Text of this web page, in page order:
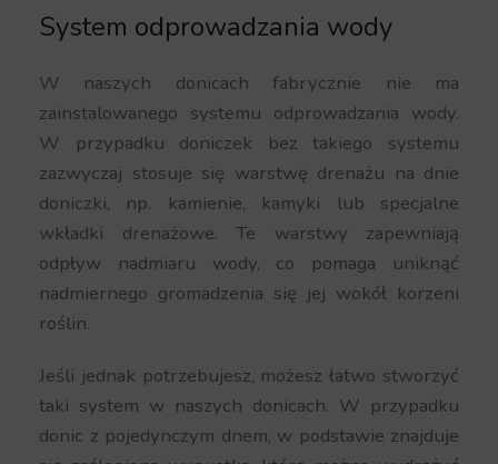
System odprowadzania wody
W naszych donicach fabrycznie nie ma
zainstalowanego systemu odprowadzania wody.
W przypadku doniczek bez takiego systemu
zazwyczaj stosuje się warstwę drenażu na dnie
doniczki, np. kamienie, kamyki lub specjalne
wkładki drenażowe. Te warstwy zapewniają
odpływ nadmiaru wody, co pomaga uniknąć
nadmiernego gromadzenia się jej wokół korzeni
roślin.
Jeśli jednak potrzebujesz, możesz łatwo stworzyć
taki system w naszych donicach. W przypadku
donic z pojedynczym dnem, w podstawie znajduje